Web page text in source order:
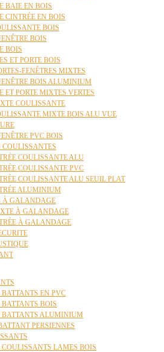
BAIE EN BOIS
CINTRÉE EN BOIS
BOIS
BOIS
BOIS
ET PORTE BOIS
FENÊTRES MIXTES
BOIS ALUMINIUM
ET PORTE MIXTES VERTES
COULISSANTE
MIXTE BOIS ALU VUE
PVC BOIS
COULISSANTE ALU
COULISSANTE PVC
COULISSANTE ALU SEUIL PLAT
ALUMINIUM
À GALANDAGE
À GALANDAGE
À GALANDAGE
EN PVC
BOIS
BATTANTS ALUMINIUM
PERSIENNES
COULISSANTS LAMES BOIS